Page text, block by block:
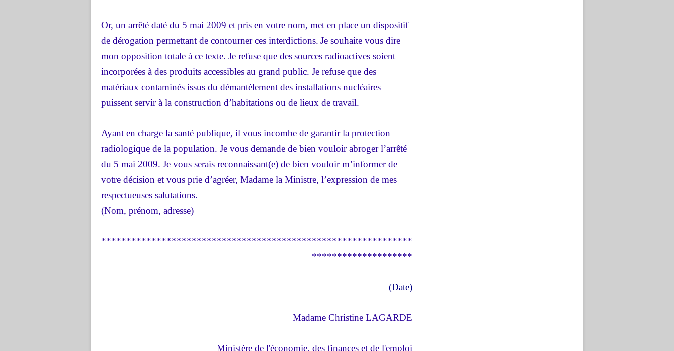
Or, un arrêté daté du 5 mai 2009 et pris en votre nom, met en place un dispositif
de dérogation permettant de contourner ces interdictions. Je souhaite vous dire
mon opposition totale à ce texte. Je refuse que dessources radioactives soient
incorporées à des produits accessibles au grand public. Je refuse que des
matériaux contaminés issus du démantèlement des installations nucléaires
puissent servir à la construction d’habitations ou de lieux de travail.
Ayant en charge la santé publique, il vous incombe de garantir la protection
radiologique de la population. Je vous demande de bien vouloir abroger l’arrêté
du 5 mai 2009. Je vous serais reconnaissant(e) de bien vouloir m’informer de
votre décision et vous prie d’agréer, Madame la Ministre, l’expression de mes
respectueuses salutations.
(Nom, prénom, adresse)
**************************************************************
********************
(Date)
Madame Christine LAGARDE
Ministère de l'économie, des finances et de l'emploi